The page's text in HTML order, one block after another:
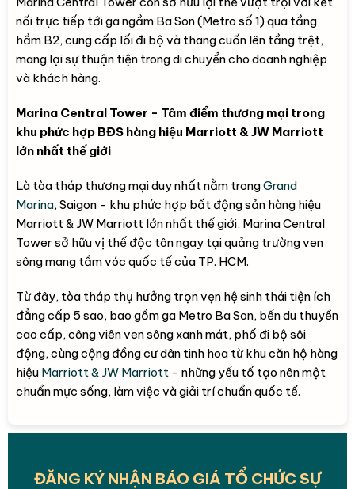
nối trực tiếp tới ga ngầm Ba Son (Metro số 1) qua tầng
hầm B2, cung cấp lối đi bộ và thang cuốn lên tầng trệt,
mang lại sự thuận tiện trong di chuyển cho doanh nghiệp
và khách hàng.
Marina Central Tower - Tâm điểm thương mại trong
khu phức hợp BĐS hàng hiệu Marriott & JW Marriott
lớn nhất thế giới
Là tòa tháp thương mại duy nhất nằm trongGrand
Marina, Saigon - khu phức hợp bất động sản hàng hiệu
Marriott & JW Marriott lớn nhất thế giới, Marina Central
Tower sở hữu vị thế độc tôn ngay tại quảng trường ven
sông mang tầm vóc quốc tế của TP. HCM.
Từ đây, tòa tháp thụ hưởng trọn vẹn hệ sinh thái tiện ích
đẳng cấp 5 sao, bao gồm ga Metro Ba Son, bến du thuyền
cao cấp, công viên ven sông xanh mát, phố đi bộ sôi
động, cùng cộng đồng cư dân tinh hoa từ khu căn hộ hàng
hiệu Marriott & JW Marriott - những yếu tố tạo nên một
chuẩn mực sống, làm việc và giải trí chuẩn quốc tế.
ĐĂNG KÝ NHẬN BÁO GIÁ TỔ CHỨC SỰ